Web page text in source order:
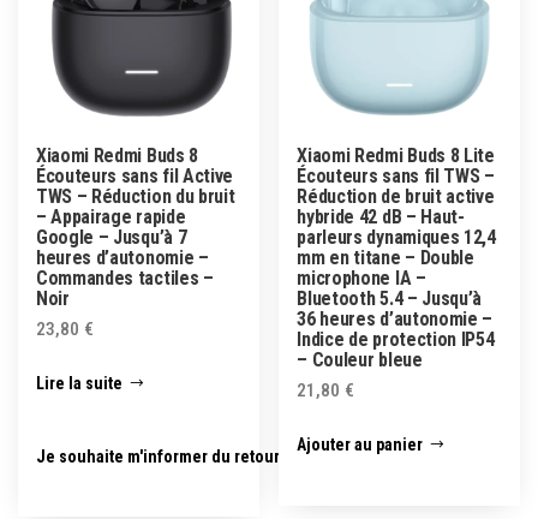
Xiaomi Redmi Buds 8
Écouteurs sans fil Active
TWS – Réduction du bruit
– Appairage rapide
Google – Jusqu’à 7
heures d’autonomie –
Commandes tactiles –
Noir
23,80 €
Lire la suite
Je souhaite m'informer du retour en stock
Xiaomi Redmi Buds 8 Lite
Écouteurs sans fil TWS –
Réduction de bruit active
hybride 42 dB – Haut-
parleurs dynamiques 12,4
mm en titane – Double
microphone IA –
Bluetooth 5.4 – Jusqu’à
36 heures d’autonomie –
Indice de protection IP54
– Couleur bleue
21,80 €
Ajouter au panier